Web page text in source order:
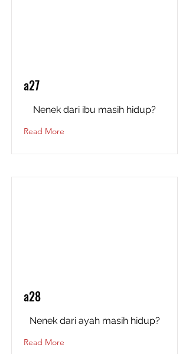
a27
Nenek dari ibu masih hidup?
Read More
a28
Nenek dari ayah masih hidup?
Read More